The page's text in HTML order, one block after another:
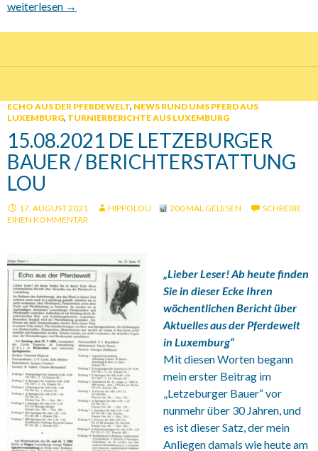
2021 Réiser Päerdsdeeg fannen statt
weiterlesen →
ECHO AUS DER PFERDEWELT, NEWS RUND UMS PFERD AUS
LUXEMBURG, TURNIERBERICHTE AUS LUXEMBURG
15.08.2021 DE LETZEBURGER
BAUER / BERICHTERSTATTUNG
LOU
17. AUGUST 2021 HIPPOLOU 200 MAL GELESEN
SCHREIBE
EINEN KOMMENTAR
„Lieber Leser! Ab heute finden
Sie in dieser Ecke Ihren
wöchentlichen Bericht über
Aktuelles aus der Pferdewelt
in Luxemburg“
Mit diesen Worten begann
mein erster Beitrag im
„Letzeburger Bauer“ vor
nunmehr über 30 Jahren, und
es ist dieser Satz, der mein
Anliegen damals wie heute am